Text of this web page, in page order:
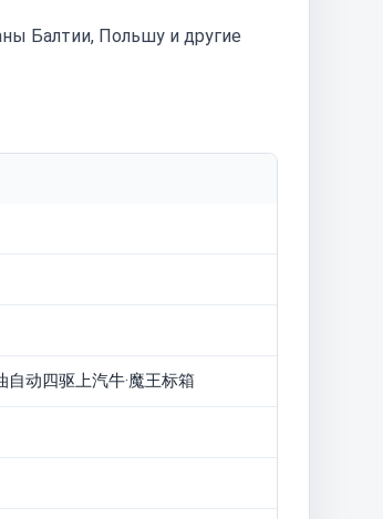
Балтии, Польшу и другие
动四驱上汽牛·魔王标箱